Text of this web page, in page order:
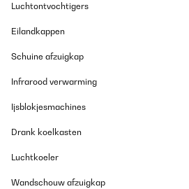
Luchtontvochtigers
Eilandkappen
Schuine afzuigkap
Infrarood verwarming
Ijsblokjesmachines
Drank koelkasten
Luchtkoeler
Wandschouw afzuigkap